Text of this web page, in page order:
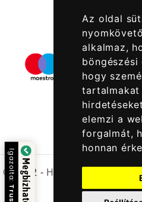
Az oldal
alkalmaz,
böngészési
hogy
elemzi a
forgalmát,
honnan
© 2022 - Halcatraz Kft.
Igazolta: